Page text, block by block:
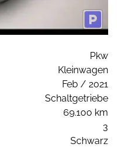
Pkw
Kleinwagen
Feb / 2021
Schaltgetriebe
69.100 km
3
Schwarz